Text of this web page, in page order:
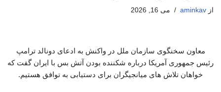
از aminkav می 16, 2026
معاون سخنگوی سازمان ملل در واکنش به ادعای دونالد ترامپ
رئیس جمهوری آمریکا درباره شکننده بودن آتش بس با ایران گفت که
خواهان تلاش های میانجیگران برای دستیابی به توافق هستیم.